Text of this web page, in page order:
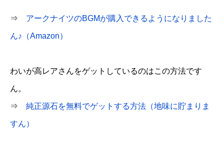
⇒ アークナイツのBGMが購入できるようになりました
ん♪（Amazon）
わいが高レアさんをゲットしているのはこの方法です
ん。
⇒ 純正源石を無料でゲットする方法（地味に貯まりま
すん）